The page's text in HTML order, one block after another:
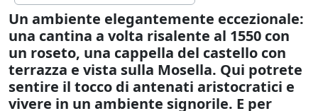
Un ambiente elegantemente eccezionale:
una cantina a volta risalente al 1550 con
un roseto, una cappella del castello con
terrazza e vista sulla Mosella. Qui potrete
sentire il tocco di antenati aristocratici e
vivere in un ambiente signorile. E per